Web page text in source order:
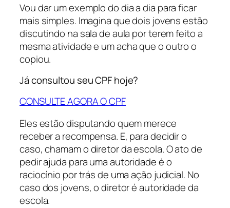
Vou dar um exemplo do dia a dia para ficar
mais simples. Imagina que dois jovens estão
discutindo na sala de aula por terem feito a
mesma atividade e um acha que o outro o
copiou.
Já consultou seu CPF hoje?
CONSULTE AGORA O CPF
Eles estão disputando quem merece
receber a recompensa. E, para decidir o
caso, chamam o diretor da escola. O ato de
pedir ajuda para uma autoridade é o
raciocínio por trás de uma ação judicial. No
caso dos jovens, o diretor é autoridade da
escola.